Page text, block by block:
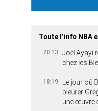
Toute l’info NBA
20:13
Joël Ayayi
chez les
18:19
Le jour où
pleurer
une œuvre